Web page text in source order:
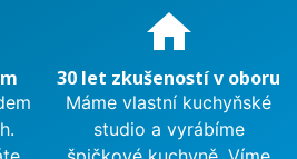
home
30 let zkušeností v oboru
Máme vlastní kuchyňské
studio a vyrábíme